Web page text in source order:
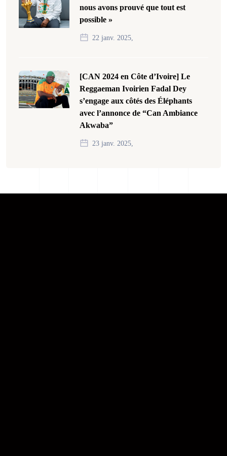
nous avons prouvé que tout est
possible »
22 janv. 2025,
[CAN 2024 en Côte d’Ivoire] Le
Reggaeman Ivoirien Fadal Dey
s’engage aux côtés des Éléphants
avec l’annonce de “Can Ambiance
Akwaba”
23 janv. 2025,